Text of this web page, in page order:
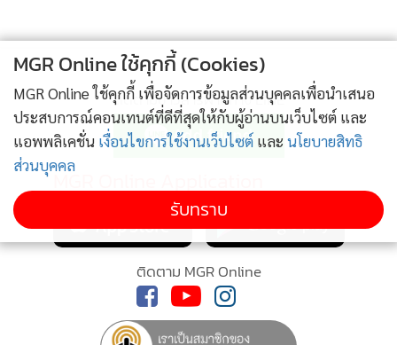
ติดตามข่าวสารผ่านทาง LINE
MGR Online Application
ติดตาม MGR Online
MGR Online ใช้คุกกี้ (Cookies)
MGR Online ใช้คุกกี้ เพื่อจัดการข้อมูลส่วนบุคคลเพื่อนำเสนอ
ประสบการณ์คอนเทนต์ที่ดีที่สุดให้กับผู้อ่านบนเว็บไซต์ และ
แอพพลิเคชั่น เงื่อนไขการใช้งานเว็บไซต์ และ นโยบายสิทธิ
ส่วนบุคคล
รับทราบ